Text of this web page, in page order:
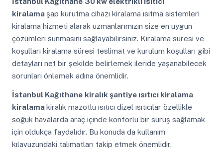
kiralama şap kurutma cihazı kiralama ısıtma sistemleri
kiralama hizmeti alarak uzmanlarımızın size en uygun
çözümleri sunmasını sağlayabilirsiniz. Kiralama süresi ve
koşulları kiralama süresi teslimat ve kurulum koşulları gibi
detayları net bir şekilde belirlemek ileride yaşanabilecek
sorunları önlemek adına önemlidir.
İstanbul Kağıthane kiralık şantiye ısıtıcı kiralama
kiralamakiralık mazotlu ısıtıcı dizel ısıtıcılar özellikle
soğuk havalarda araç içinde konforlu bir sürüş sağlamak
için oldukça faydalıdır. Bu konuda da kullanım
kılavuzundaki talimatları takip etmek önemlidir.